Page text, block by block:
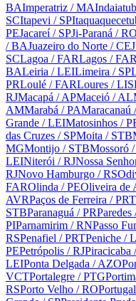
BAImperatriz / MA
SCItapevi / SP
PEJacareí/ SPJi-Paraná / RO
/ BAJuazeiro do Norte / CE
SCLagoa / FARLagos / FAR
BALeiria / LEILimeira / SP
PRLoulé / FARLoures / LIS
RJMacapá / APMaceió / AL
AMMarabá / PAMaracanaú
Grande / LEIMatosinhos /
das Cruzes / SPMoita / STB
MGMontijo / STBMossoró
LEINiterói / RJNossa
RJNovo Hamburgo / RS
FAROlinda / PEOliveira de
AVRPaços de Ferreira / PRT
STBParanaguá / PRParedes
PIParnamirim / RNPasso
RSPenafiel / PRTPeniche /
PEPetrópolis / RJPiracicaba
LEIPonta Delgada / AZO
VCTPortalegre / PTG
RSPorto Velho / ROPortugal